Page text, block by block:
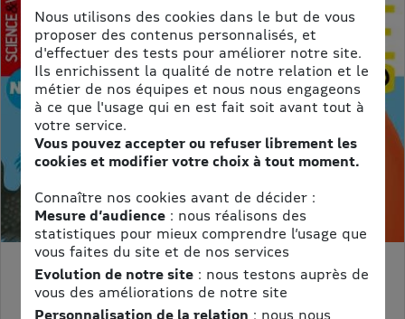
MON PETIT SCIENCE ET VIE AVEC NANO
Prix kiosque :71,40 €
Meilleur prix :
Nous utilisons des cookies dans le but de vous
proposer des contenus personnalisés, et
d'effectuer des tests pour améliorer notre site.
Ils enrichissent la qualité de notre relation et le
métier de nos équipes et nous nous engageons
à ce que l'usage qui en est fait soit avant tout à
votre service.
Vous pouvez accepter ou refuser librement les
cookies et modifier votre choix à tout moment.
Connaître nos cookies avant de décider :
Mesure d’audience: nous réalisons des
statistiques pour mieux comprendre l’usage que
vous faites du site et de nos services
Evolution de notre site: nous testons auprès de
vous des améliorations de notre site
Personnalisation de la relation : nous nous